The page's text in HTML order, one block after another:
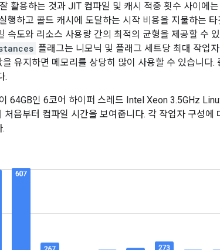
활용하는 것과 JIT 컴파일 및 캐시 적중 횟수 사이에
행하고 콜드 캐시에 도달하는 시작 비용을 지불하는
속도와 리소스 사용량 간의 최적의 균형을 제공할 수
플래그는 니모닉 및 플래그 세트당 최대 작업
유지하면 메모리를 상당히 많이 사용할 수 있습니다.
.
64GB인 6코어 하이퍼 스레드 Intel Xeon 3.5GHz
처음부터 컴파일 시간을 보여줍니다. 각 작업자 구성에
.